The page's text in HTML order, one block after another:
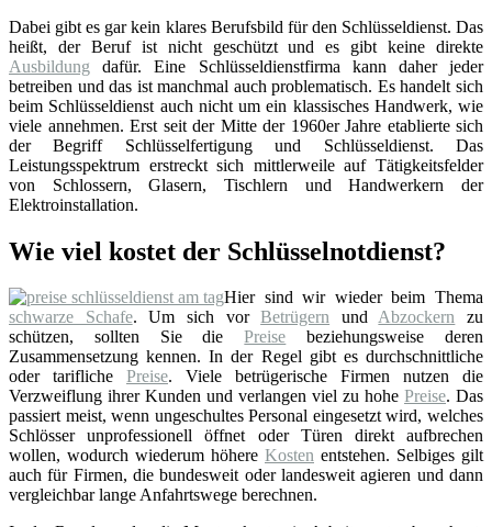
Dabei gibt es gar kein klares Berufsbild für den Schlüsseldienst. Das
heißt, der Beruf ist nicht geschützt und es gibt keine direkte
Ausbildung dafür. Eine Schlüsseldienstfirma kann daher jeder
betreiben und das ist manchmal auch problematisch. Es handelt sich
beim Schlüsseldienst auch nicht um ein klassisches Handwerk, wie
viele annehmen. Erst seit der Mitte der 1960er Jahre etablierte sich
der Begriff Schlüsselfertigung und Schlüsseldienst. Das
Leistungsspektrum erstreckt sich mittlerweile auf Tätigkeitsfelder
von Schlossern, Glasern, Tischlern und Handwerkern der
Elektroinstallation.
Wie viel kostet der Schlüsselnotdienst?
Hier sind wir wieder beim Thema
schwarze Schafe. Um sich vorBetrügern undAbzockern zu
schützen, sollten Sie diePreise beziehungsweise deren
Zusammensetzung kennen. In der Regel gibt es durchschnittliche
oder tarifliche Preise. Viele betrügerische Firmen nutzen die
Verzweiflung ihrer Kunden und verlangen viel zu hohe Preise. Das
passiert meist, wenn ungeschultes Personal eingesetzt wird, welches
Schlösser unprofessionell öffnet oder Türen direkt aufbrechen
wollen, wodurch wiederum höhere Kosten entstehen. Selbiges gilt
auch für Firmen, die bundesweit oder landesweit agieren und dann
vergleichbar lange Anfahrtswege berechnen.